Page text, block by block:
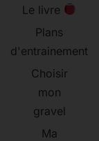
Le livre
Plans
d'entrainement
Choisir
mon
gravel
Ma